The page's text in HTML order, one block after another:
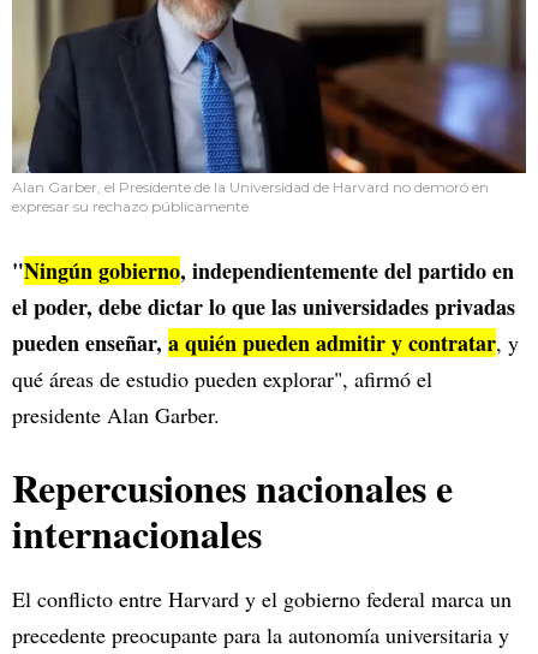
Alan Garber, el Presidente de la Universidad de Harvard no demoró en
expresar su rechazo públicamente
"Ningún gobierno, independientemente del partido en
el poder, debe dictar lo que las universidades privadas
pueden enseñar, a quién pueden admitir y contratar, y
qué áreas de estudio pueden explorar", afirmó el
presidente Alan Garber.
Repercusiones nacionales e
internacionales
El conflicto entre Harvard y el gobierno federal marca un
precedente preocupante para la autonomía universitaria y